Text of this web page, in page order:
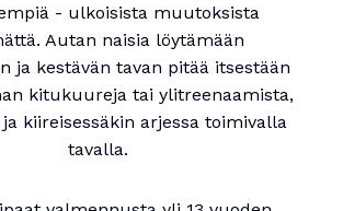
- ulkoisista muutoksista
Autan naisia löytämään
ja kestävän tavan pitää itsestään
kitukuureja tai ylitreenaamista,
kiireisessäkin arjessa toimivalla
tavalla.